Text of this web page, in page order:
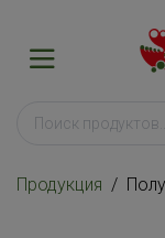
Продукция